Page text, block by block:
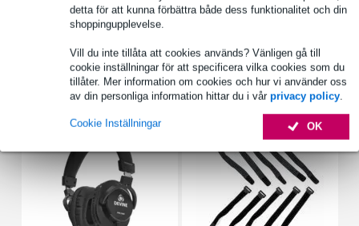
detta för att kunna förbättra både dess funktionalitet och din
shoppingupplevelse.
Vill du inte tillåta att cookies används? Vänligen gå till
cookie inställningar för att specificera vilka cookies som du
tillåter. Mer information om cookies och hur vi använder oss
av din personliga information hittar du i vår privacy policy.
OK
Cookie Inställningar
typ: klämkablar (krokodilklämma)
Tillbehör (36)